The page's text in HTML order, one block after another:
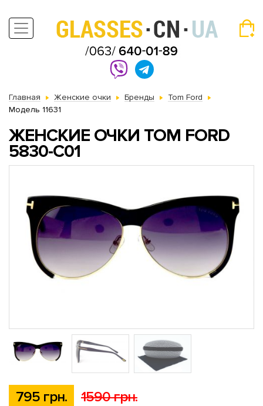
Главная Женские очки Бренды
Tom Ford
Модель 11631
ЖЕНСКИЕ ОЧКИ TOM FORD
5830-C01
795 грн. 1590 грн.